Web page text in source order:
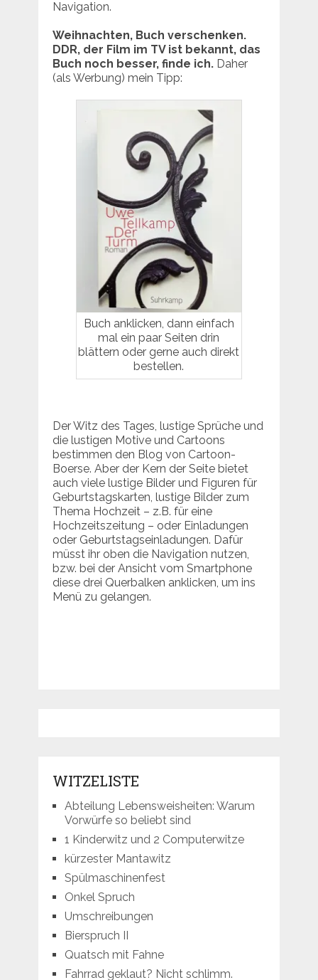
Navigation.
Weihnachten, Buch verschenken.
DDR, der Film im TV ist bekannt, das
Buch noch besser, finde ich.Daher
(als Werbung) mein Tipp:
Buch anklicken, dann einfach
mal ein paar Seiten drin
blättern oder gerne auch direkt
bestellen.
Der Witz des Tages, lustige Sprüche und
die lustigen Motive und Cartoons
bestimmen den Blog von Cartoon-
Boerse. Aber der Kern der Seite bietet
auch viele lustige Bilder und Figuren für
Geburtstagskarten, lustige Bilder zum
Thema Hochzeit – z.B. für eine
Hochzeitszeitung – oder Einladungen
oder Geburtstagseinladungen. Dafür
müsst ihr oben die Navigation nutzen,
bzw. bei der Ansicht vom Smartphone
diese drei Querbalken anklicken, um ins
Menü zu gelangen.
WITZELISTE
Abteilung Lebensweisheiten: Warum
Vorwürfe so beliebt sind
1 Kinderwitz und 2 Computerwitze
kürzester Mantawitz
Spülmaschinenfest
Onkel Spruch
Umschreibungen
Bierspruch II
Quatsch mit Fahne
Fahrrad geklaut? Nicht schlimm.